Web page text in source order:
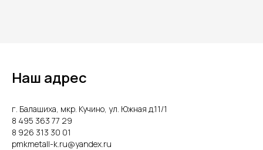
Наш адрес
г. Балашиха, мкр. Кучино, ул. Южная д.11/1
8 495 363 77 29
8 926 313 30 01
pmkmetall-k.ru@yandex.ru